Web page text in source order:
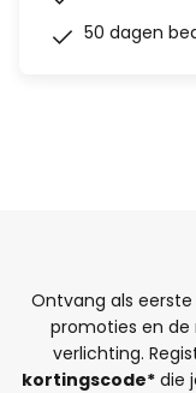
50 dagen
Ontvang als
promoties en de
verlichting.
kortingscode*die